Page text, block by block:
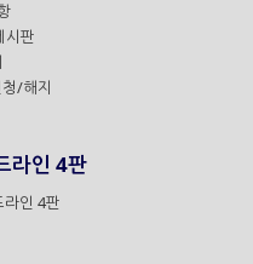
시판
/해지
라인 4판
인 4판